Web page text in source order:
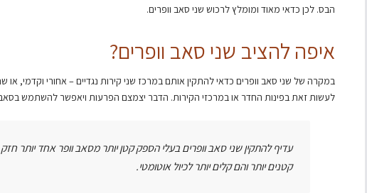
הבס. לכן כדאי מאוד ומומלץ לרכוש שני סאב וופרים.
איפה להציב שני סאב וופרים?
במקרה של שני סאב וופרים כדאי להתקין אותם במרכז שני קירות נגדיים – אחורי וקדמי,
לעשות זאת בפינות החדר או במרכזי הקירות. הדבר יצמצם הפרעות ויאפשר להשתמש בסאב
עדיף להתקין שני סאב וופרים בעלי הספק קטן יותר מסאב וופר אחד יותר
קטנים יותר והם קלים יותר לכיול אוטומטי.